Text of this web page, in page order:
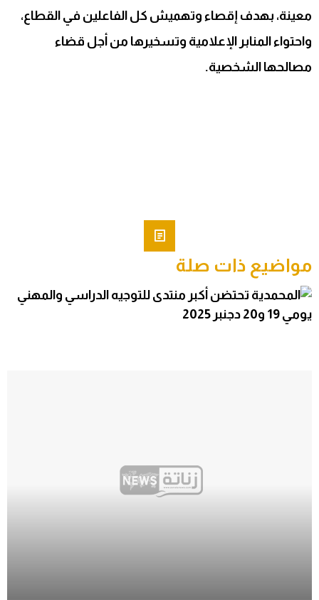
معينة، بهدف إقصاء وتهميش كل الفاعلين في القطاع،
واحتواء المنابر الإعلامية وتسخيرها من أجل قضاء
مصالحها الشخصية.
مواضيع ذات صلة